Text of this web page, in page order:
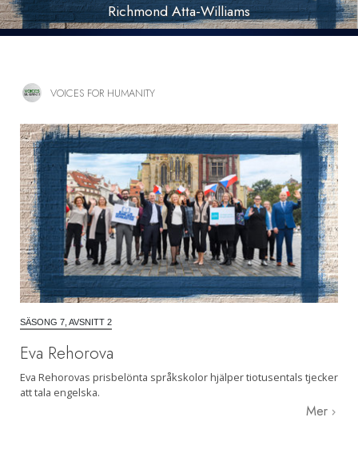
Richmond Atta-Williams
VOICES FOR HUMANITY
SÄSONG 7, AVSNITT 2
Eva Rehorova
Eva Rehorovas prisbelönta språkskolor hjälper tiotusentals tjecker
att tala engelska.
Mer